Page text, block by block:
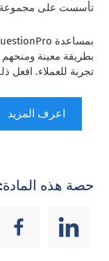
تأسست على مجموعة
بطريقة معينة
تجربة للعملاء. افعل
اعرف المزيد
حصة هذه المادة: